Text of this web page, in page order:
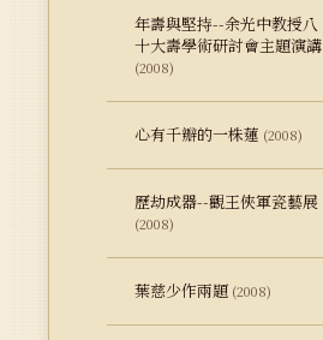
年壽與堅持--余光中教授八
十大壽學術研討會主題演講
(2008)
心有千瓣的一株蓮 (2008)
歷劫成器--觀王俠軍瓷藝展
(2008)
葉慈少作兩題 (2008)